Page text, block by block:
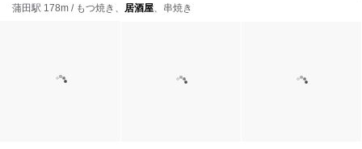
蒲田駅 178m / もつ焼き、 居酒屋、串焼き